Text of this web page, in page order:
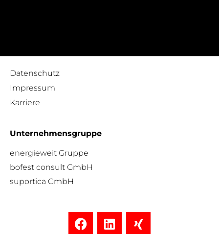
Datenschutz
Impressum
Karriere
Unternehmensgruppe
energieweit Gruppe
bofest consult GmbH
suportica GmbH